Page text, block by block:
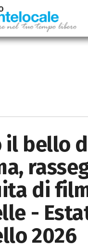
il bello
di
-
2026